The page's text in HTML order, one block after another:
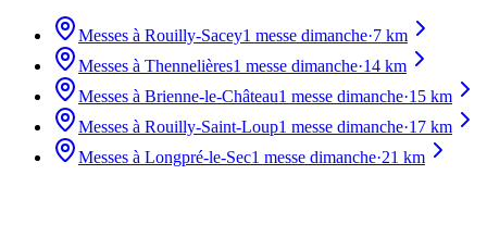
Messes à Rouilly-Sacey1 messe dimanche·7 km
Messes à Thennelières1 messe dimanche·14 km
Messes à Brienne-le-Château1 messe dimanche·15 km
Messes à Rouilly-Saint-Loup1 messe dimanche·17 km
Messes à Longpré-le-Sec1 messe dimanche·21 km